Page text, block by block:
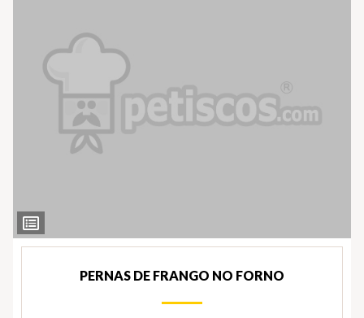
Ver
Ingredientes
PERNAS DE FRANGO NO FORNO